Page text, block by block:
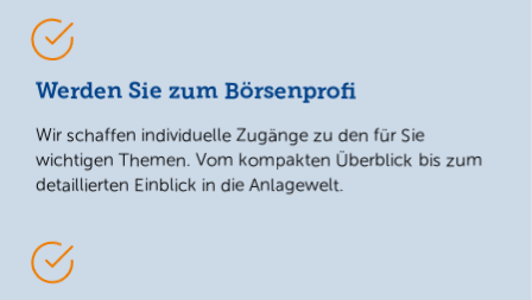
Werden Sie zum Börsenprofi
Wir schaffen individuelle Zugänge zu den für Sie
wichtigen Themen. Vom kompakten Überblick bis zum
detaillierten Einblick in die Anlagewelt.